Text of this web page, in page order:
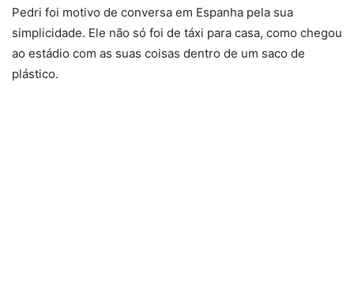
Pedri foi motivo de conversa em Espanha pela sua
simplicidade. Ele não só foi de táxi para casa, como chegou
ao estádio com as suas coisas dentro de um saco de
plástico.